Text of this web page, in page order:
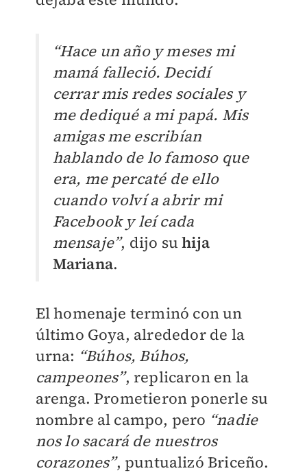
“Hace un año y meses mi
mamá falleció. Decidí
cerrar mis redes sociales y
me dediqué a mi papá. Mis
amigas me escribían
hablando de lo famoso que
era, me percaté de ello
cuando volví a abrir mi
Facebook y leí cada
mensaje”, dijo suhija
Mariana.
El homenaje terminó con un
último Goya, alrededor de la
urna: “Búhos, Búhos,
campeones”, replicaron en la
arenga. Prometieron ponerle su
nombre al campo, pero “nadie
nos lo sacará de nuestros
corazones”, puntualizó Briceño.